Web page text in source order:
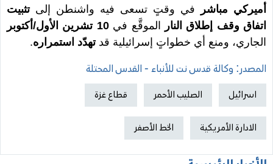
أميركي مباشر
في وقتٍ تسعى فيه واشنطن إلىتثبيت
اتفاق وقف إطلاق النار
الموقَّع في10 تشرين الأول/أكتوبر
الجاري، ومنع أي خطواتٍ إسرائيلية قدتهدّد استمراره.
المصدر: وكالة قدس نت للأنباء - القدس المحتلة
اسرائيل الصليب الأحمر قطاع غزة
الادارة الأمريكية الخط الأصفر